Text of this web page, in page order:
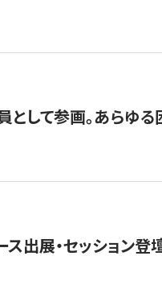
として参画。あらゆ
出展・セッション登